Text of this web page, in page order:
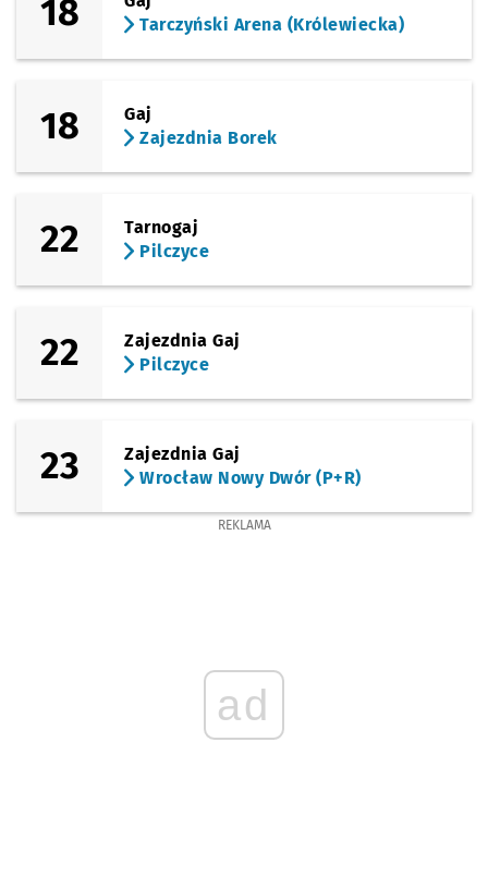
18
Tarczyński Arena (Królewiecka)
18
Gaj
Zajezdnia Borek
22
Tarnogaj
Pilczyce
22
Zajezdnia Gaj
Pilczyce
23
Zajezdnia Gaj
Wrocław Nowy Dwór (P+R)
REKLAMA
ad